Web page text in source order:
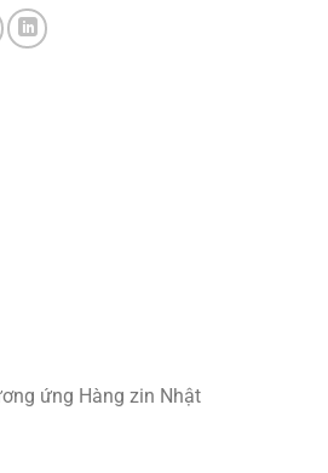
ứng Hàng zin Nhật